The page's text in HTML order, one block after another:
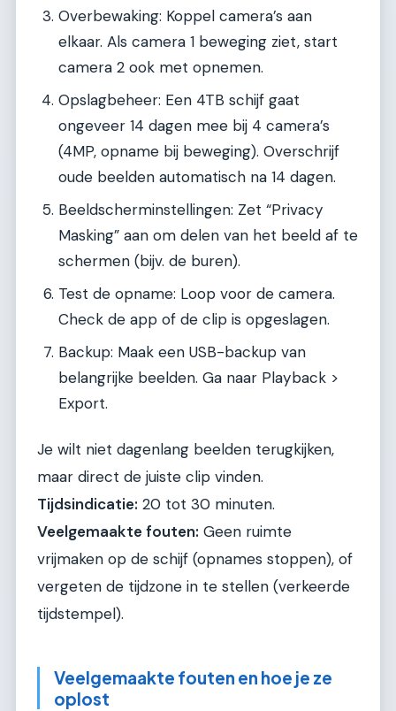
Overbewaking: Koppel camera’s aan
elkaar. Als camera 1 beweging ziet, start
camera 2 ook met opnemen.
Opslagbeheer: Een 4TB schijf gaat
ongeveer 14 dagen mee bij 4 camera’s
(4MP, opname bij beweging). Overschrijf
oude beelden automatisch na 14 dagen.
Beeldscherminstellingen: Zet “Privacy
Masking” aan om delen van het beeld af te
schermen (bijv. de buren).
Test de opname: Loop voor de camera.
Check de app of de clip is opgeslagen.
Backup: Maak een USB-backup van
belangrijke beelden. Ga naar Playback >
Export.
Je wilt niet dagenlang beelden terugkijken,
maar direct de juiste clip vinden.
Tijdsindicatie: 20 tot 30 minuten.
Veelgemaakte fouten: Geen ruimte
vrijmaken op de schijf (opnames stoppen), of
vergeten de tijdzone in te stellen (verkeerde
tijdstempel).
Veelgemaakte fouten en hoe je ze
oplost